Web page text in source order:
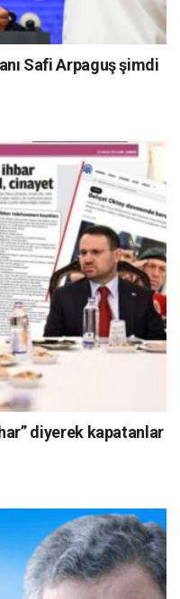
Safi Arpaguş şimdi
diyerek kapatanlar